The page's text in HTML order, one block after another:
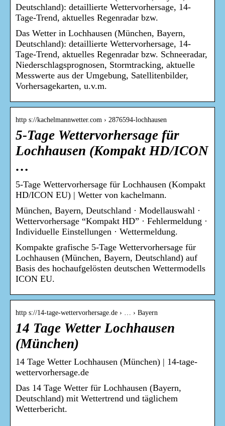
Deutschland): detaillierte Wettervorhersage, 14-
Tage-Trend, aktuelles Regenradar bzw.
Das Wetter in Lochhausen (München, Bayern,
Deutschland): detaillierte Wettervorhersage, 14-
Tage-Trend, aktuelles Regenradar bzw. Schneeradar,
Niederschlagsprognosen, Stormtracking, aktuelle
Messwerte aus der Umgebung, Satellitenbilder,
Vorhersagekarten, u.v.m.
http s://kachelmannwetter.com › 2876594-lochhausen
5-Tage Wettervorhersage für
Lochhausen (Kompakt HD/ICON
…
5-Tage Wettervorhersage für Lochhausen (Kompakt
HD/ICON EU) | Wetter von kachelmann.
München, Bayern, Deutschland · Modellauswahl ·
Wettervorhersage “Kompakt HD” · Fehlermeldung ·
Individuelle Einstellungen · Wettermeldung.
Kompakte grafische 5-Tage Wettervorhersage für
Lochhausen (München, Bayern, Deutschland) auf
Basis des hochaufgelösten deutschen Wettermodells
ICON EU.
http s://14-tage-wettervorhersage.de › … › Bayern
14 Tage Wetter Lochhausen
(München)
14 Tage Wetter Lochhausen (München) | 14-tage-
wettervorhersage.de
Das 14 Tage Wetter für Lochhausen (Bayern,
Deutschland) mit Wettertrend und täglichem
Wetterbericht.